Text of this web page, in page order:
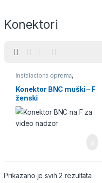
Konektori
Instalaciona oprema,
instalaciona oprema za video
nadzor,Konektori ,Konektori
za video nadzor, Video
Nadzor
Konektor BNC muški – F
ženski
Prikazano je svih 2 rezultata